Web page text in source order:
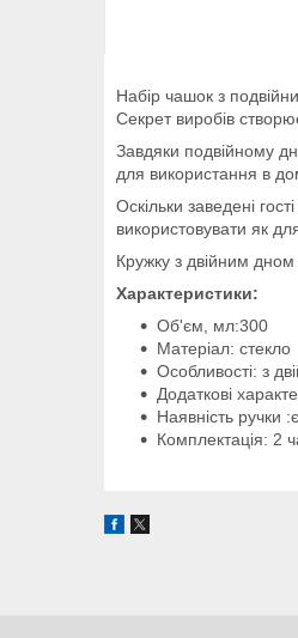
Набір чашок з
Секрет виробів
Завдяки подвійному
для використання в
Оскільки заведені
використовувати як
Кружку з двійним
Характеристики:
Об'єм, мл:300
Матеріал: стекло
Особливості: з
Додаткові
Наявність ручки :є
Комплектація: 2